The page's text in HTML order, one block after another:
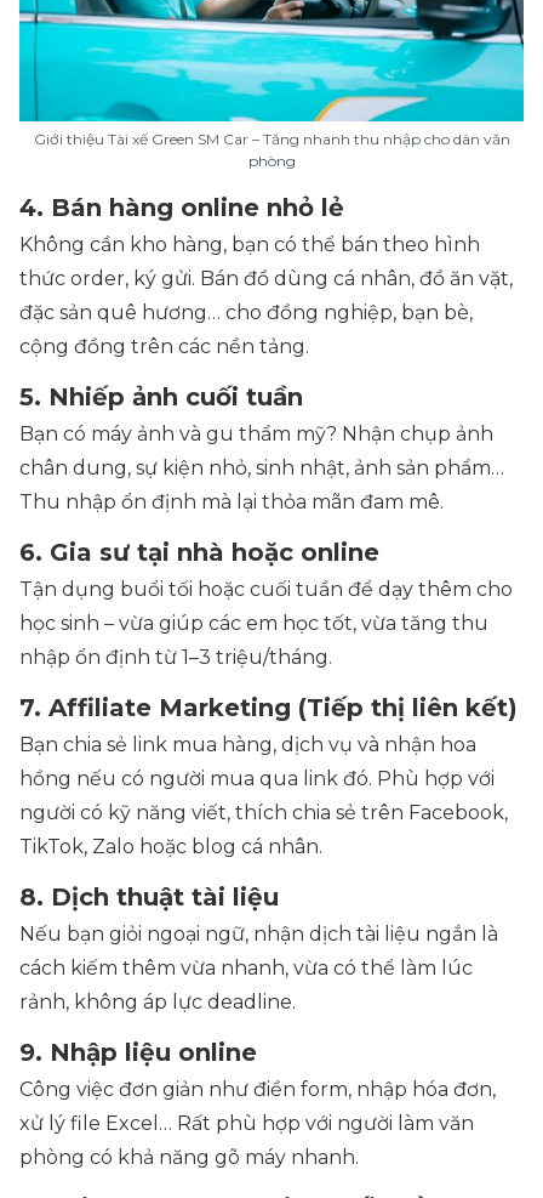
Giới thiệu Tài xế Green SM Car – Tăng nhanh thu nhập cho dân văn
phòng
4. Bán hàng online nhỏ lẻ
Không cần kho hàng, bạn có thể bán theo hình
thức order, ký gửi. Bán đồ dùng cá nhân, đồ ăn vặt,
đặc sản quê hương… cho đồng nghiệp, bạn bè,
cộng đồng trên các nền tảng.
5. Nhiếp ảnh cuối tuần
Bạn có máy ảnh và gu thẩm mỹ? Nhận chụp ảnh
chân dung, sự kiện nhỏ, sinh nhật, ảnh sản phẩm…
Thu nhập ổn định mà lại thỏa mãn đam mê.
6. Gia sư tại nhà hoặc online
Tận dụng buổi tối hoặc cuối tuần để dạy thêm cho
học sinh – vừa giúp các em học tốt, vừa tăng thu
nhập ổn định từ 1–3 triệu/tháng.
7. Affiliate Marketing (Tiếp thị liên kết)
Bạn chia sẻ link mua hàng, dịch vụ và nhận hoa
hồng nếu có người mua qua link đó. Phù hợp với
người có kỹ năng viết, thích chia sẻ trên Facebook,
TikTok, Zalo hoặc blog cá nhân.
8. Dịch thuật tài liệu
Nếu bạn giỏi ngoại ngữ, nhận dịch tài liệu ngắn là
cách kiếm thêm vừa nhanh, vừa có thể làm lúc
rảnh, không áp lực deadline.
9. Nhập liệu online
Công việc đơn giản như điền form, nhập hóa đơn,
xử lý file Excel… Rất phù hợp với người làm văn
phòng có khả năng gõ máy nhanh.